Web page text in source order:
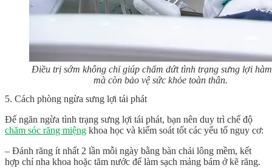
Điều trị sớm không chỉ giúp chấm dứt tình trạng sưng lợi
mà còn bảo vệ sức khỏe toàn thân.
5. Cách phòng ngừa sưng lợi tái phát
Để ngăn ngừa tình trạng sưng lợi tái phát, bạn nên duy trì chế độ
chăm sóc răng miệng khoa học và kiểm soát tốt các yếu tố nguy cơ:
– Đánh răng ít nhất 2 lần mỗi ngày bằng bàn chải lông mềm, kết
hợp chỉ nha khoa hoặc tăm nước để làm sạch mảng bám ở kẽ răng.